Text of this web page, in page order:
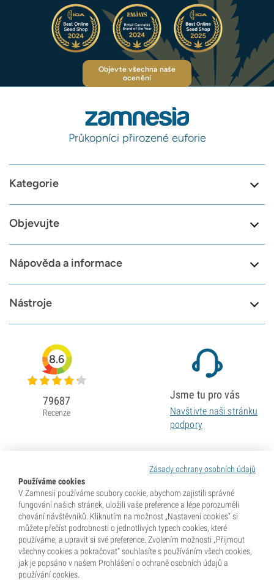
Objevte všechna naše
ocenění
Průkopníci přirozené euforie
Kategorie
Objevujte
Nápověda a informace
Nástroje
Zásady ochrany osobních údajů
Používáme cookies
V Zamnesii používáme soubory cookie, abychom zajistili správné
fungování našich stránek, uložili vaše preference a lépe porozuměli
chování návštěvníků. Kliknutím na možnost „Nastavení cookies“ si
můžete přečíst podrobnosti o jednotlivých typech cookies, které
používáme, a upravit si své preference. Zvolením možnosti „Přijmout
všechny cookies a pokračovat“ souhlasíte s používáním všech cookies,
jak je popsáno v našem Prohlášení o ochraně osobních údajů a
používání cookies.
8.6
79687
Recenze
Jsme tu pro vás
Navštivte naši stránku
podpory